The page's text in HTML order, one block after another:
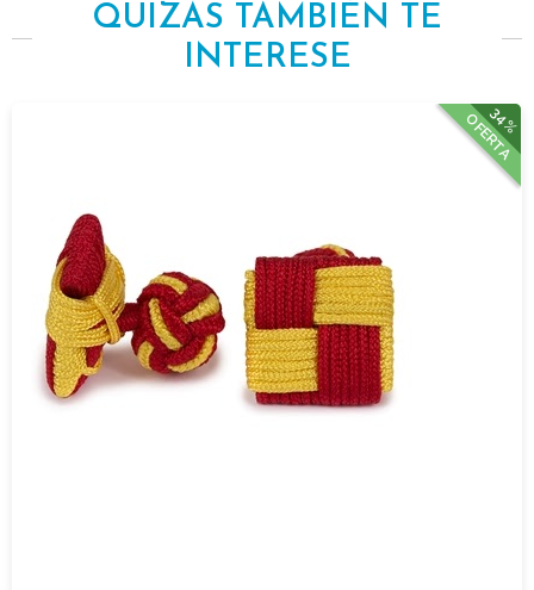
QUIZÁS TAMBIÉN TE
INTERESE
34%
OFERTA